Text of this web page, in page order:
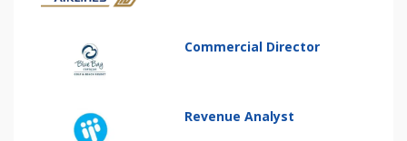
Commercial Director
Revenue Analyst